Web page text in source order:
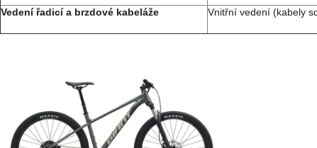
Vedení řadicí a brzdové kabeláže Vnitřní vedení (kabely